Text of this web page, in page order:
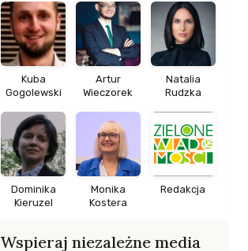
Kuba
Gogolewski
Artur
Wieczorek
Natalia
Rudzka
Dominika
Kieruzel
Monika
Kostera
Redakcja
Wspieraj niezależne media